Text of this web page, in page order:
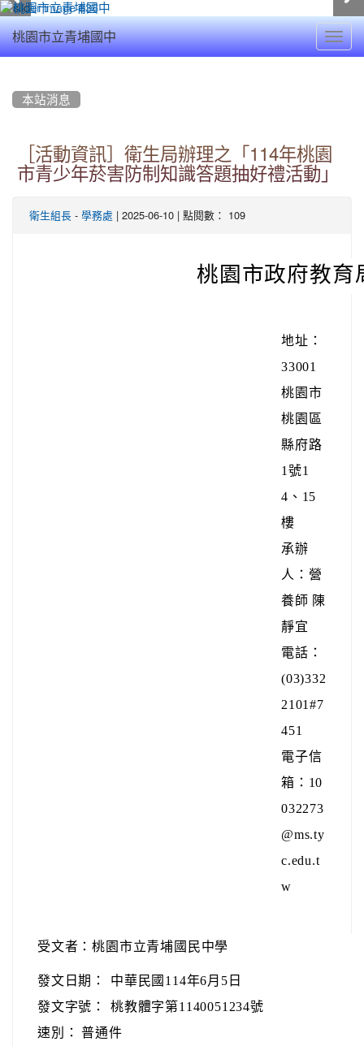
桃園市立青埔國中
本站消息
［活動資訊］衛生局辦理之「114年桃園
市青少年菸害防制知識答題抽好禮活動」
衛生組長 - 學務處 | 2025-06-10 | 點閱數： 109
桃園市政府教育
地址：
33001
桃園市
桃園區
縣府路
1號1
4、15
樓
承辦
人：營
養師 陳
靜宜
電話：
(03)332
2101#7
451
電子信
箱：10
032273
@ms.ty
c.edu.t
w
受文者：桃園市立青埔國民中學
發文日期：
中華民國114年6月5日
發文字號：
桃教體字第1140051234號
速別： 普通件